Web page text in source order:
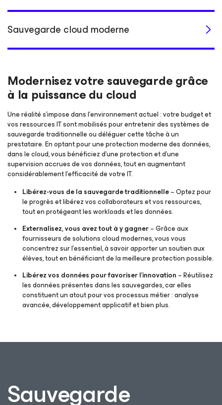
Sauvegarde cloud moderne
Modernisez votre sauvegarde grâce
à la puissance du cloud
Une réalité s'impose dans l’environnement actuel : votre budget et
vos ressources IT sont mobilisés pour entretenir des systèmes de
sauvegarde traditionnelle ou déléguer cette tâche à un
prestataire. En optant pour une protection moderne des données,
dans le cloud, vous bénéficiez d’une protection et d’une
supervision accrues de vos données, tout en augmentant
considérablement l’efficacité de votre IT.
Libérez-vous de la sauvegarde traditionnelle– Optez pour
le progrès et libérez vos collaborateurs et vos ressources,
tout en protégeant les workloads et les données.
Externalisez, vous avez tout à y gagner– Grâce aux
fournisseurs de solutions cloud modernes, vous vous
concentrez sur l’essentiel, à savoir apporter un soutien aux
élèves, tout en bénéficiant de la meilleure protection possible.
Libérez vos données pour favoriser l’innovation – Réutilisez
les données présentes dans les sauvegardes, car elles
constituent un atout pour vos processus métier : analyse
avancée, développement applicatif et bien plus.
Sauvegarde